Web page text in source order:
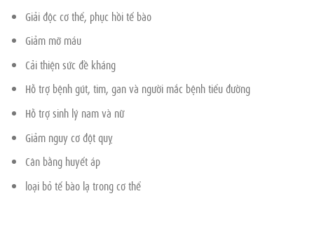
Giải độc cơ thể, phục hồi tế bào
Giảm mỡ máu
Cải thiện sức đề kháng
Hỗ trợ bệnh gút, tim, gan và người mắc bệnh tiểu đường
Hỗ trợ sinh lý nam và nữ
Giảm nguy cơ đột quỵ
Cân bằng huyết áp
loại bỏ tế bào lạ trong cơ thể